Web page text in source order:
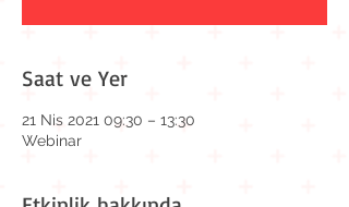
Saat ve Yer
21 Nis 2021 09:30 – 13:30
Webinar